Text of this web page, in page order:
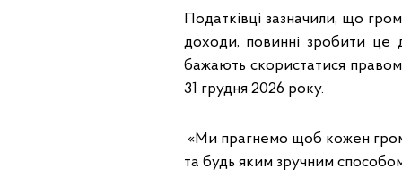
Податківці зазначили, що
доходи, повинні зробити це
бажають скористатися
31 грудня 2026 року.
«Ми прагнемо щоб кожен
та будь яким зручним